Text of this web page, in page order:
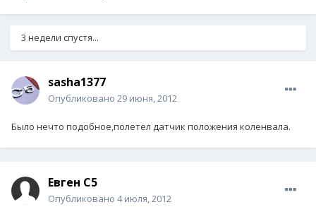
3 недели спустя...
sasha1377
Опубликовано 29 июня, 2012
Было нечто подобное,полетел датчик положения коленвала.
Евген С5
Опубликовано 4 июля, 2012